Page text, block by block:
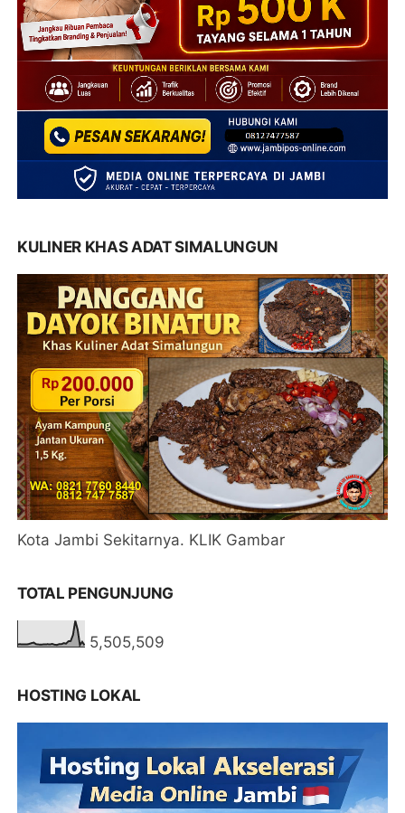
KULINER KHAS ADAT SIMALUNGUN
Kota Jambi Sekitarnya. KLIK Gambar
TOTAL PENGUNJUNG
5,505,509
HOSTING LOKAL